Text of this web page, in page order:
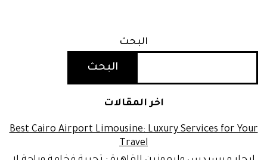
البحث
البحث
اخر المقالات
Best Cairo Airport Limousine: Luxury Services for Your
Travel